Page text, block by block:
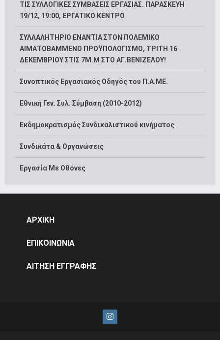
ΤΙΣ ΣΥΛΛΟΓΙΚΕΣ ΣΥΜΒΑΣΕΙΣ ΕΡΓΑΣΙΑΣ. ΠΑΡΑΣΚΕΥΗ
19/12, 19:00, ΕΡΓΑΤΙΚΟ ΚΕΝΤΡΟ
ΣΥΛΛΑΛΗΤΗΡΙΟ ΕΝΑΝΤΙΑ ΣΤΟΝ ΠΟΛΕΜΙΚΟ
ΑΙΜΑΤΟΒΑΜΜΕΝΟ ΠΡΟΫΠΟΛΟΓΙΣΜΟ, ΤΡΙΤΗ 16
ΔΕΚΕΜΒΡΙΟΥ ΣΤΙΣ 7Μ.Μ ΣΤΟ ΑΓ.ΒΕΝΙΖΕΛΟΥ!
Συνοπτικός Εργασιακός Οδηγός του Π.Α.ΜΕ.
Εθνική Γεν. Συλ. Σύμβαση (2010-2012)
Εκδημοκρατισμός Συνδικαλιστικού κινήματος
Συνδικάτα & Οργανώσεις
Εργασία Με Οθόνες
ΑΡΧΙΚΗ
ΕΠΙΚΟΙΝΩΝΙΑ
ΑΙΤΗΣΗ ΕΓΓΡΑΦΗΣ
Instagram